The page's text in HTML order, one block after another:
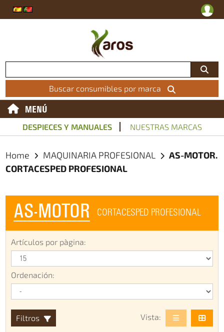
Buscar consumibles por marca
MENÚ
DESPIECES Y MANUALES NUESTRAS MARCAS
Home MAQUINARIA PROFESIONAL
AS-MOTOR.
CORTACESPED PROFESIONAL
AS-MOTOR CORTACESPED PROFESIONAL
Artículos por pàgina:
Ordenación:
Filtros Vista: